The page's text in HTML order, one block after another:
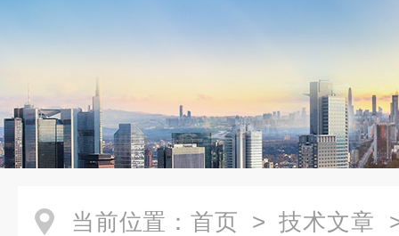
当前位置： 首页 > 技术文章